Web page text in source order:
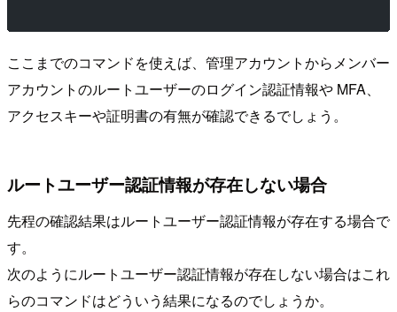
ここまでのコマンドを使えば、管理アカウントからメンバー
アカウントのルートユーザーのログイン認証情報や MFA、
アクセスキーや証明書の有無が確認できるでしょう。
ルートユーザー認証情報が存在しない場合
先程の確認結果はルートユーザー認証情報が存在する場合で
す。
次のようにルートユーザー認証情報が存在しない場合はこれ
らのコマンドはどういう結果になるのでしょうか。